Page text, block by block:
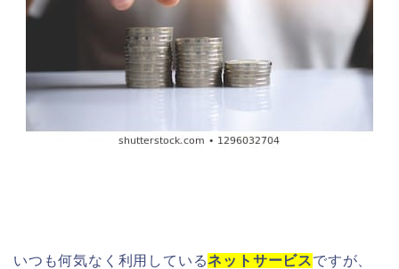
いつも何気なく利用しているネットサービスですが、